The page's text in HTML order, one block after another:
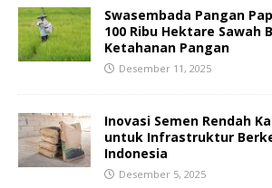
Swasembada Pangan
100 Ribu Hektare Sawah
Ketahanan Pangan
Desember 11, 2025
Inovasi Semen Rendah
untuk Infrastruktur
Indonesia
Desember 5, 2025